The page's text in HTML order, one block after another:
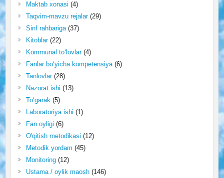
Maktab xonasi (4)
Taqvim-mavzu rejalar(29)
Sinf rahbariga(37)
Kitoblar(22)
Kommunal to‘lovlar(4)
Fanlar bo‘yicha kompetensiya(6)
Tanlovlar(28)
Nazorat ishi (13)
To‘garak(5)
Laboratoriya ishi (1)
Fan oyligi (6)
O'qitish metodikasi (12)
Metodik yordam (45)
Monitoring(12)
Ustama / oylik maosh(146)